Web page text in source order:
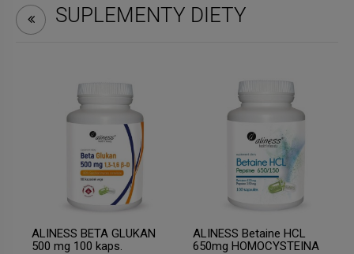
SUPLEMENTY DIETY
ALINESS BETA GLUKAN
500 mg 100 kaps.
ALINESS Betaine HCL
650mg HOMOCYSTEINA